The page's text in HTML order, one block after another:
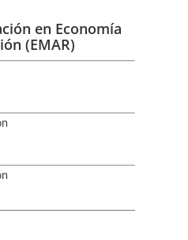
en Economía
(EMAR)